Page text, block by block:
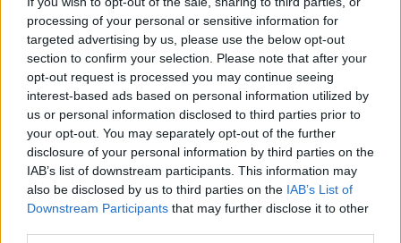
processing of your personal or sensitive information for
targeted advertising by us, please use the below opt-out
section to confirm your selection. Please note that after your
opt-out request is processed you may continue seeing
interest-based ads based on personal information utilized by
us or personal information disclosed to third parties prior to
your opt-out. You may separately opt-out of the further
disclosure of your personal information by third parties on the
IAB’s list of downstream participants. This information may
also be disclosed by us to third parties on the IAB’s List of
Downstream Participants that may further disclose it to other
Френска инвестиция активира
изграждането на интерконектора
между Гърция и Кипър
06.08.2026 / 17:06